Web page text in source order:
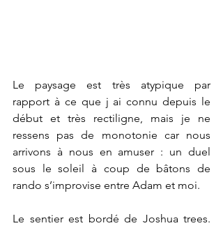
Le paysage est très atypique par
rapport à ce que j ai connu depuis le
début et très rectiligne, mais je ne
ressens pas de monotonie car nous
arrivons à nous en amuser : un duel
sous le soleil à coup de bâtons de
rando s’improvise entre Adam et moi.
Le sentier est bordé de Joshua trees.